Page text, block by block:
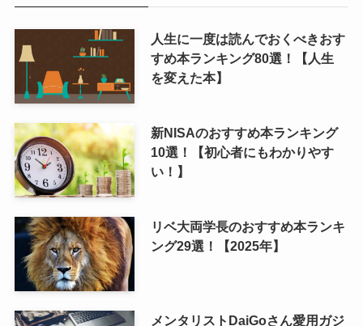
人生に一度は読んでおくべきおす
すめ本ランキング80選！【人生
を変えた本】
新NISAのおすすめ本ランキング
10選！【初心者にもわかりやす
い！】
リベ大両学長のおすすめ本ランキ
ング29選！【2025年】
メンタリストDaiGoさん愛用ガジ